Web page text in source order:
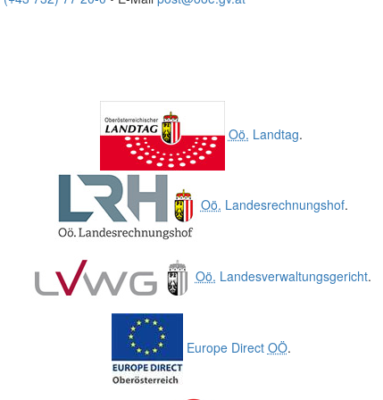
Oö. Landtag.
Oö. Landesrechnungshof.
Oö. Landesverwaltungsgericht.
Europe Direct OÖ.